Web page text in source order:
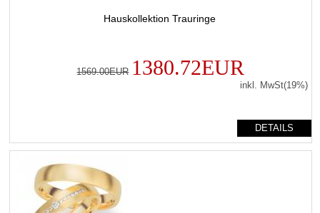
Hauskollektion Trauringe
1569.00EUR 1380.72EUR
inkl. MwSt(19%)
DETAILS